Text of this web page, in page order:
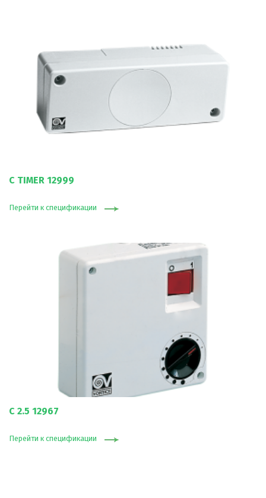
C TIMER 12999
Перейти к спецификации
C 2.5 12967
Перейти к спецификации